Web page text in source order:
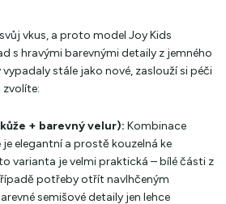
vkus, a proto model Joy Kids
s hravými barevnými detaily z jemného
stále jako nové, zaslouží si péči
+ barevný velur): Kombinace
je elegantní a prostě kouzelná ke
varianta je velmi praktická – bílé části z
potřeby otřít navlhčeným
semišové detaily jen lehce